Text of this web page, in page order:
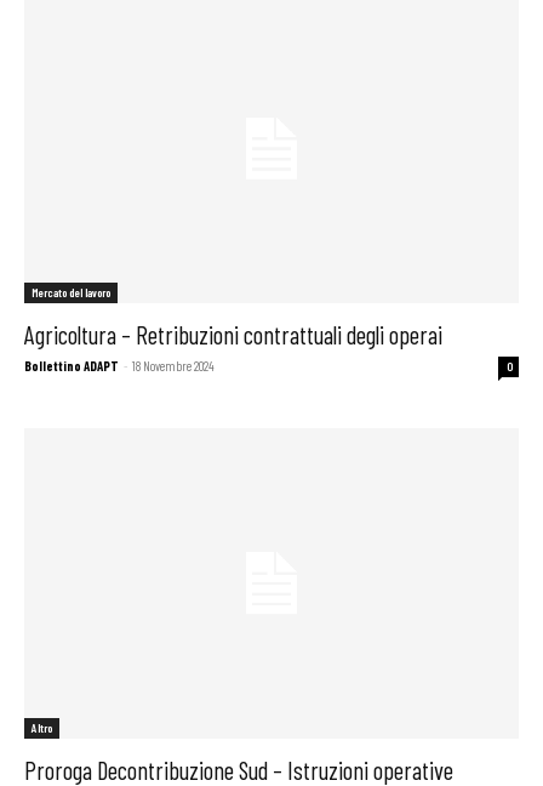
Mercato del lavoro
Agricoltura – Retribuzioni contrattuali degli operai
Bollettino ADAPT - 18 Novembre 2024 0
Altro
Proroga Decontribuzione Sud – Istruzioni operative